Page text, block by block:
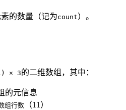
的数量（记为count）。
× 3的二维数组，其中：
的元信息
行数 （11）